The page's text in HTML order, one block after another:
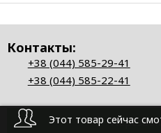
Контакты:
+38 (044) 585-29-41
+38 (044) 585-22-41
Этот товар сейчас